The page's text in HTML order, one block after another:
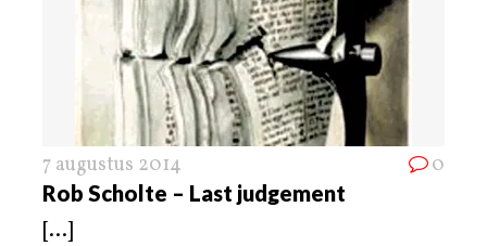
7 augustus 2014 0
Rob Scholte – Last judgement
[...]